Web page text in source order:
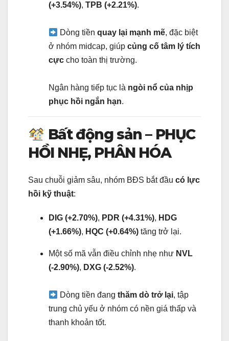
(+3.54%), TPB (+2.21%).
Dòng tiềnquay lại mạnh mẽ, đặc biệt
ở nhóm midcap, giúp củng cố tâm lý tích
cực cho toàn thị trường.
Ngân hàng tiếp tục là ngòi nổ của nhịp
phục hồi ngắn hạn.
Bất động sản – PHỤC
HỒI NHẸ, PHÂN HÓA
Sau chuỗi giảm sâu, nhóm BĐS bắt đầu có lực
hồi kỹ thuật:
DIG (+2.70%), PDR (+4.31%), HDG
(+1.66%), HQC (+0.64%) tăng trở lại.
Một số mã vẫn điều chỉnh nhẹ như NVL
(-2.90%), DXG (-2.52%).
Dòng tiền đangthăm dò trở lại, tập
trung chủ yếu ở nhóm có nền giá thấp và
thanh khoản tốt.